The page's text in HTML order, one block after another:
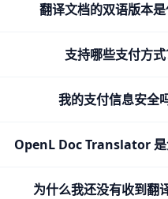
翻译文档的双语版本是
支持哪些支付方式
我的支付信息安全
OpenL Doc Translator 是
为什么我还没有收到翻